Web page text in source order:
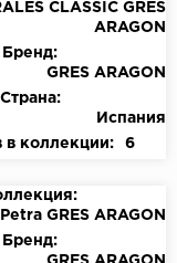
CLASSIC GRES
ARAGON
Бренд:
GRES ARAGON
Страна:
Испания
в коллекции:
6
Petra GRES ARAGON
Бренд: